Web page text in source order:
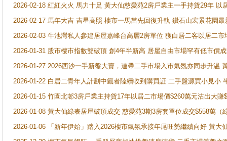
2026-02-18 紅紅火火 馬力十足 黃大仙慈愛苑2房戶業主一手持貨29年 以
2026-02-17 馬年大吉 吉星高照 樓市一馬當先回復升軌 鑽石山宏景花園
2026-02-03 牛池灣私人參建居屋嘉峰台高層2房單位 獲白居二客以居二市
2026-01-31 股市樓市指數雙破頂 創4年半新高 居屋自由市場罕有低市價
2026-01-27 2026西沙一手新盤大賣，連帶二手市場入市氣氛亦同步升温
2026-01-22 白居二青年人計劃中籤者陸續收到購買証 二手盤源買小見小
2026-01-15 竹園北邨3房戶業主持貨17年以居二市場價$260萬元沽出大賺
2026-01-08 黃大仙綠表居屋破頂成交 慈愛苑3期3房套單位成交$558萬（
2026-01-06 「新年伊始」踏入2026樓市氣氛承接年尾旺勢繼續向好 黃